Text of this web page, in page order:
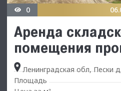
0
Аренда
помещения
Ленинградская обл, Пески
Площадь